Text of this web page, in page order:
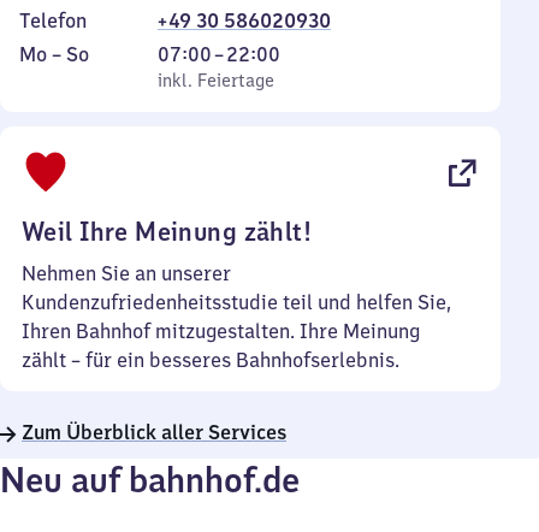
Telefon
+49 30 586020930
Montag
Mo – So,
inkl. Feiertage
07:00–22:00
Von
7
inkl. Feiertage
Weil Ihre Meinung zählt!
Nehmen Sie an unserer
Kundenzufriedenheitsstudie teil und helfen Sie,
Ihren Bahnhof mitzugestalten. Ihre Meinung
zählt – für ein besseres Bahnhofserlebnis.
Zum Überblick aller Services
Neu auf bahnhof.de